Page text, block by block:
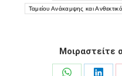
Ταμείου Ανάκαμψης και
Μοιραστείτε